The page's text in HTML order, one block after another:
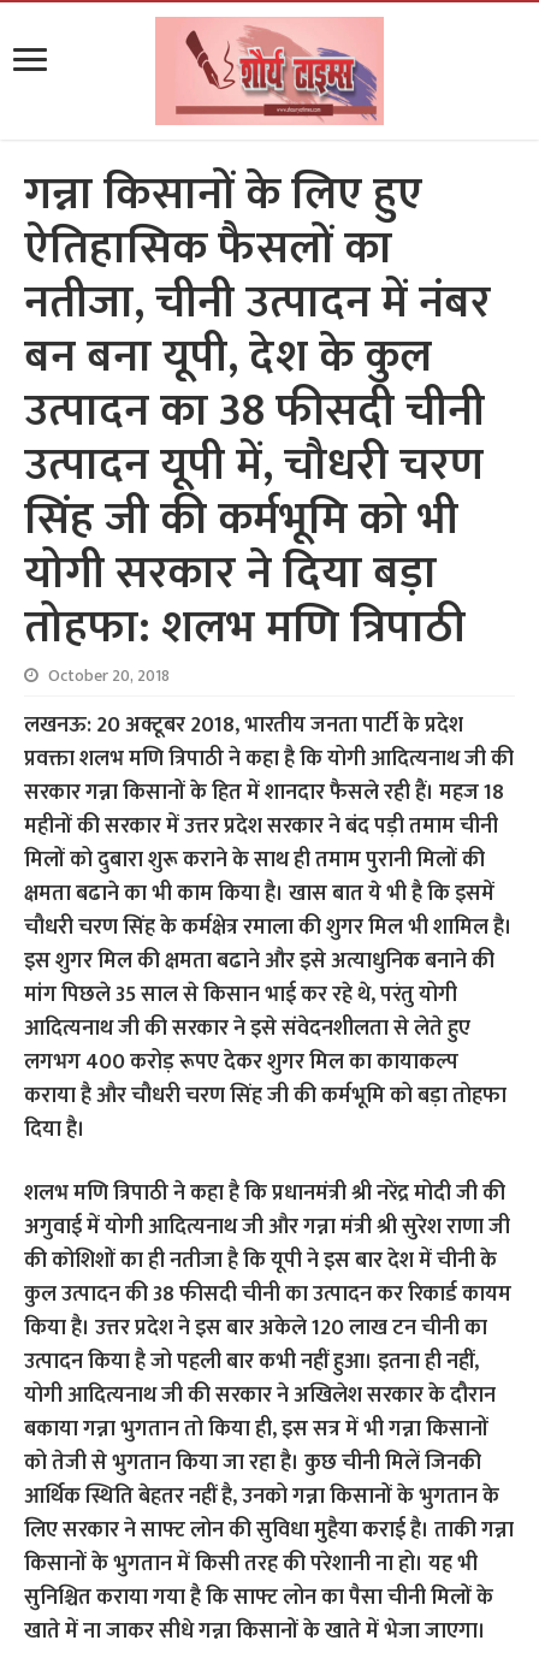
गन्ना किसानों के लिए हुए
ऐतिहासिक फैसलों का
नतीजा, चीनी उत्पादन में नंबर
बन बना यूपी, देश के कुल
उत्पादन का 38 फीसदी चीनी
उत्पादन यूपी में, चौधरी चरण
सिंह जी की कर्मभूमि को भी
योगी सरकार ने दिया बड़ा
तोहफा: शलभ मणि त्रिपाठी
October 20, 2018
लखनऊ: 20 अक्टूबर 2018, भारतीय जनता पार्टी के प्रदेश
प्रवक्ता शलभ मणि त्रिपाठी ने कहा है कि योगी आदित्यनाथ जी की
सरकार गन्ना किसानों के हित में शानदार फैसले रही हैं। महज 18
महीनों की सरकार में उत्तर प्रदेश सरकार ने बंद पड़ी तमाम चीनी
मिलों को दुबारा शुरू कराने के साथ ही तमाम पुरानी मिलों की
क्षमता बढाने का भी काम किया है। खास बात ये भी है कि इसमें
चौधरी चरण सिंह के कर्मक्षेत्र रमाला की शुगर मिल भी शामिल है।
इस शुगर मिल की क्षमता बढाने और इसे अत्याधुनिक बनाने की
मांग पिछले 35 साल से किसान भाई कर रहे थे, परंतु योगी
आदित्यनाथ जी की सरकार ने इसे संवेदनशीलता से लेते हुए
लगभग 400 करोड़ रूपए देकर शुगर मिल का कायाकल्प
कराया है और चौधरी चरण सिंह जी की कर्मभूमि को बड़ा तोहफा
दिया है।
शलभ मणि त्रिपाठी ने कहा है कि प्रधानमंत्री श्री नरेंद्र मोदी जी की
अगुवाई में योगी आदित्यनाथ जी और गन्ना मंत्री श्री सुरेश राणा जी
की कोशिशों का ही नतीजा है कि यूपी ने इस बार देश में चीनी के
कुल उत्पादन की 38 फीसदी चीनी का उत्पादन कर रिकार्ड कायम
किया है। उत्तर प्रदेश ने इस बार अकेले 120 लाख टन चीनी का
उत्पादन किया है जो पहली बार कभी नहीं हुआ। इतना ही नहीं,
योगी आदित्यनाथ जी की सरकार ने अखिलेश सरकार के दौरान
बकाया गन्ना भुगतान तो किया ही, इस सत्र में भी गन्ना किसानों
को तेजी से भुगतान किया जा रहा है। कुछ चीनी मिलें जिनकी
आर्थिक स्थिति बेहतर नहीं है, उनको गन्ना किसानों के भुगतान के
लिए सरकार ने साफ्ट लोन की सुविधा मुहैया कराई है। ताकी गन्ना
किसानों के भुगतान में किसी तरह की परेशानी ना हो। यह भी
सुनिश्चित कराया गया है कि साफ्ट लोन का पैसा चीनी मिलों के
खाते में ना जाकर सीधे गन्ना किसानों के खाते में भेजा जाएगा।